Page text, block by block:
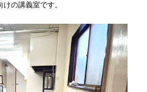
の講義室です。